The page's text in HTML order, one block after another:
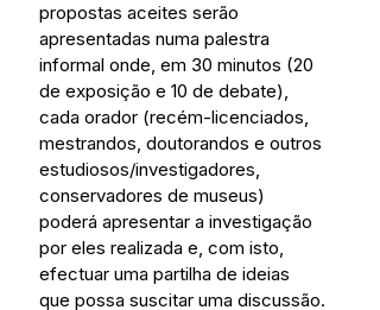
propostas aceites serão
apresentadas numa palestra
informal onde, em 30 minutos (20
de exposição e 10 de debate),
cada orador (recém-licenciados,
mestrandos, doutorandos e outros
estudiosos/investigadores,
conservadores de museus)
poderá apresentar a investigação
por eles realizada e, com isto,
efectuar uma partilha de ideias
que possa suscitar uma discussão.